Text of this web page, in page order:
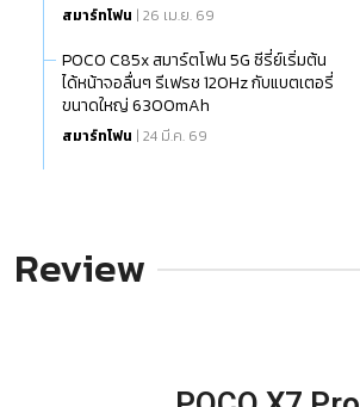
สมาร์ทโฟน | 26 เม.ย. 69
POCO C85x สมาร์ตโฟน 5G ซีรี่ย์เริ่มต้น
ได้หน้าจอลื่นๆ รีเฟรช 120Hz กับแบตเตอรี่
ขนาดใหญ่ 6300mAh
สมาร์ทโฟน | 24 มี.ค. 69
Review